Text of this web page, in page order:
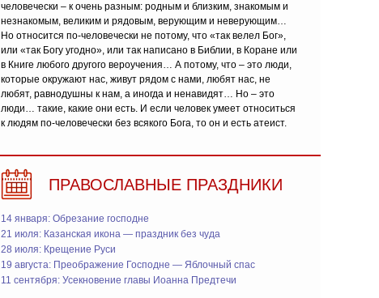
человечески – к очень разным: родным и близким, знакомым и
незнакомым, великим и рядовым, верующим и неверующим…
Но относится по-человечески не потому, что «так велел Бог»,
или «так Богу угодно», или так написано в Библии, в Коране или
в Книге любого другого вероучения… А потому, что – это люди,
которые окружают нас, живут рядом с нами, любят нас, не
любят, равнодушны к нам, а иногда и ненавидят… Но – это
люди… такие, какие они есть. И если человек умеет относиться
к людям по-человечески без всякого Бога, то он и есть атеист.
ПРАВОСЛАВНЫЕ ПРАЗДНИКИ
14 января: Обрезание господне
21 июля: Казанская икона — праздник без чуда
28 июля: Крещение Руси
19 августа: Преображение Господне — Яблочный спас
11 сентября: Усекновение главы Иоанна Предтечи